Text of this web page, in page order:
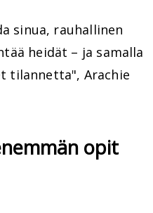
sinua, rauhallinen
heidät – ja samalla
tilannetta", Arachie
opit